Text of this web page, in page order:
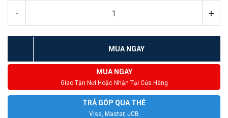
- +
MUA NGAY
MUA NGAY
Giao Tận Nơi Hoặc Nhận Tại Cửa Hàng
TRẢ GÓP QUA THẺ
Visa, Master, JCB